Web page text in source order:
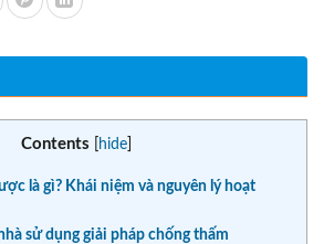
Contents hide
là gì? Khái niệm và nguyên lý hoạt
sử dụng giải pháp chống thấm